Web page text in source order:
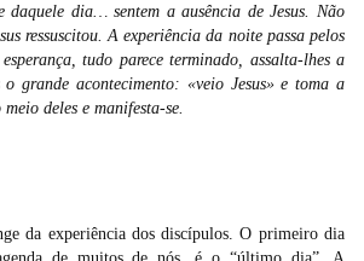
dia… sentem a ausência de Jesus. Não
ressuscitou. A experiência da noite passa pelos
tudo parece terminado, assalta-lhes a
grande acontecimento: «veio Jesus» e toma a
deles e manifesta-se.
da experiência dos discípulos. O primeiro dia
de muitos de nós, é o “último dia”. A